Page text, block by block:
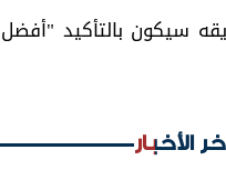
سيكون بالتأكيد "أفضل
الأخبار